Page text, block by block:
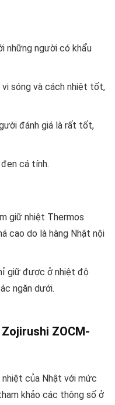
những người có khẩu
sóng và cách nhiệt tốt,
đánh giá là rất tốt,
cá tính.
giữ nhiệt Thermos
cao do là hàng Nhật nội
giữ được ở nhiệt độ
ngăn dưới.
ZOCM-
của Nhật với mức
khảo các thông số ở